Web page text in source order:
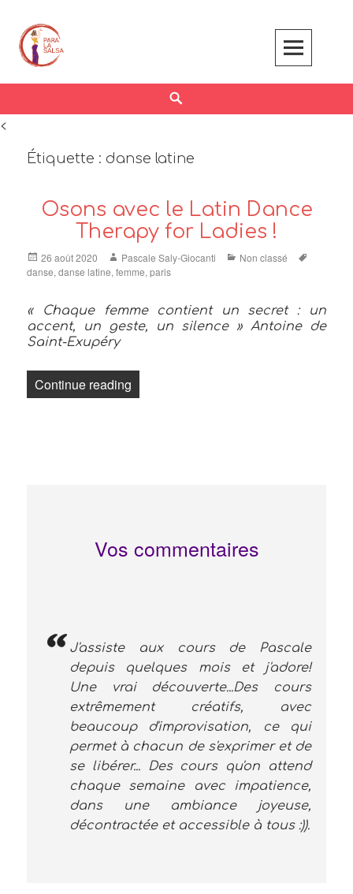
content
<
Étiquette : danse latine
Osons avec le Latin Dance
Therapy for Ladies !
Posted
on
26 août 2020 Author
Pascale Saly-Giocanti Categories
Non classé
danse,danse latine,femme,paris
« Chaque femme contient un secret : un
accent, un geste, un silence » Antoine de
Saint-Exupéry
Continue reading
Vos commentaires
J'assiste aux cours de Pascale
depuis quelques mois et j'adore!
Une vrai découverte...Des cours
extrêmement créatifs, avec
beaucoup d'improvisation, ce qui
permet à chacun de s'exprimer et de
se libérer... Des cours qu'on attend
chaque semaine avec impatience,
dans une ambiance joyeuse,
décontractée et accessible à tous :)).